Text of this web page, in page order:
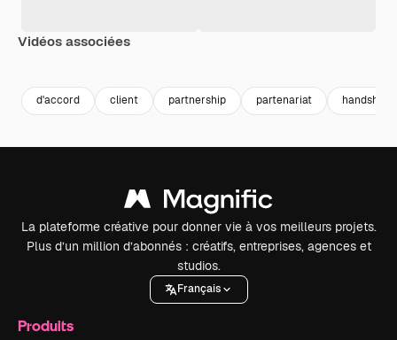
Vidéos associées
d'accord client partnership partenariat handshake
La plateforme créative pour donner vie à vos meilleurs projets.
Plus d’un million d’abonnés : créatifs, entreprises, agences et
studios.
Français
Produits